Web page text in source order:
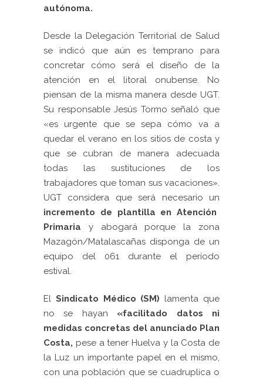
autónoma.
Desde la Delegación Territorial de Salud
se indicó que aún es temprano para
concretar cómo será el diseño de la
atención en el litoral onubense. No
piensan de la misma manera desde UGT.
Su responsable Jesús Tormo señaló que
«es urgente que se sepa cómo va a
quedar el verano en los sitios de costa y
que se cubran de manera adecuada
todas las sustituciones de los
trabajadores que toman sus vacaciones».
UGT considera que será necesario un
incremento de plantilla en Atención
Primaria y abogará porque la zona
Mazagón/Matalascañas disponga de un
equipo del 061 durante el período
estival.
El Sindicato Médico (SM) lamenta que
no se hayan «facilitado datos ni
medidas concretas del anunciado Plan
Costa, pese a tener Huelva y la Costa de
la Luz un importante papel en el mismo,
con una población que se cuadruplica o